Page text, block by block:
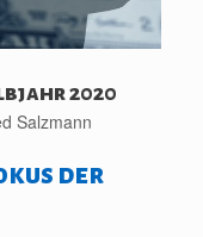
2020
Salzmann
der